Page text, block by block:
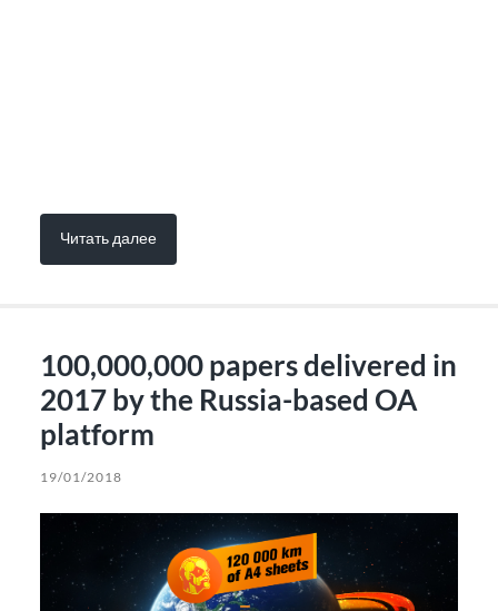
Читать далее
100,000,000 papers delivered in
2017 by the Russia-based OA
platform
19/01/2018